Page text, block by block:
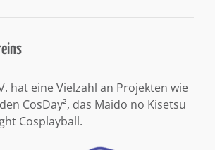
hat eine Vielzahl an Projekten wie
CosDay², das Maido no Kisetsu
Cosplayball.